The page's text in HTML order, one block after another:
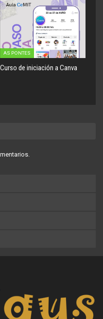
AS PONTES
Curso de iniciación a Canva